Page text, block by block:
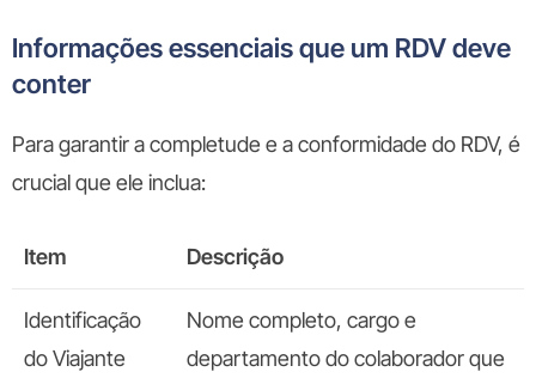
Informações essenciais que um RDV deve
conter
Para garantir a completude e a conformidade do RDV, é
crucial que ele inclua:
Item Descrição
Identificação
do Viajante
Nome completo, cargo e
departamento do colaborador que